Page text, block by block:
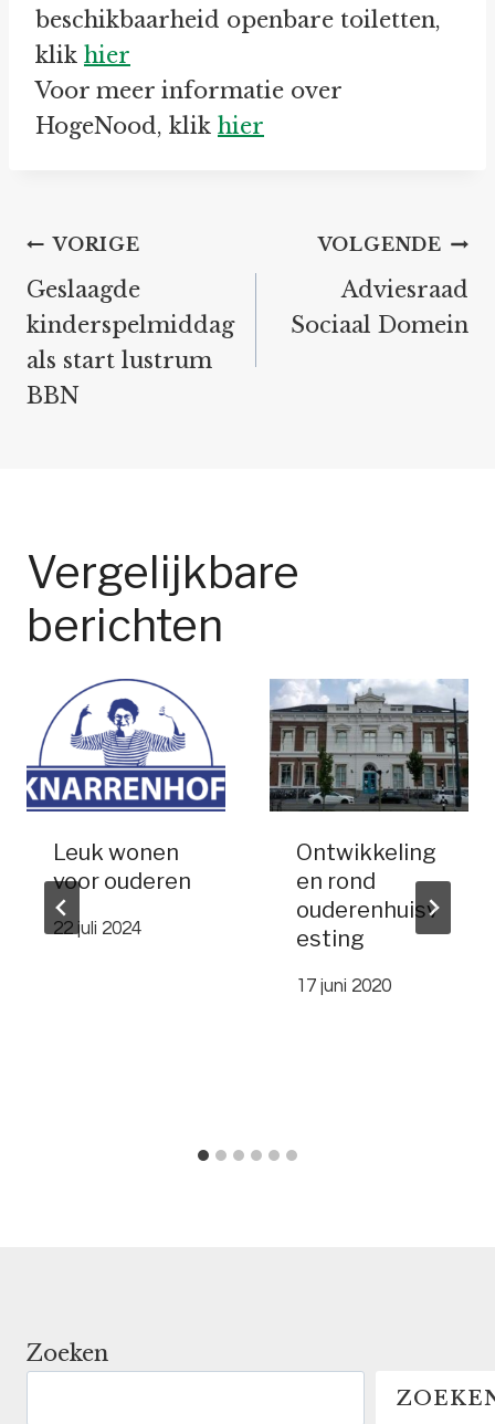
beschikbaarheid openbare toiletten,
klik hier
Voor meer informatie over
HogeNood, klik hier
Bericht
navigatie
VORIGE
Geslaagde
kinderspelmiddag
als start lustrum
BBN
VOLGENDE
Adviesraad
Sociaal Domein
Vergelijkbare
berichten
Leuk wonen
voor ouderen
22 juli 2024
Ontwikkeling
en rond
ouderenhuisv
esting
17 juni 2020
Zoeken